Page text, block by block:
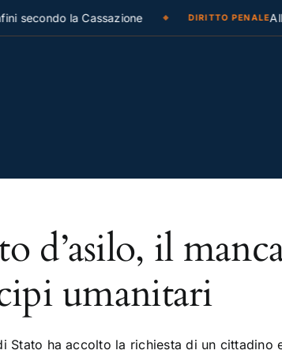
secondo la Cassazione DIRITTO PENALE
d’asilo, il
umanitari
Stato ha accolto la richiesta di un cittadino